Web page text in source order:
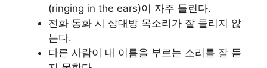
(ringing in the ears)이 자주 들린다.
전화 통화 시 상대방 목소리가 잘 들리지 않
는다.
다른 사람이 내 이름을 부르는 소리를 잘 듣